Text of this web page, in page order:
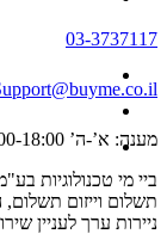
03-3737117
מענה: א’-ה’ 9:00-18:00, ו’ וערבי חג 9:00-13:00
ביי מי טכנולוגיות
ניירות ערך לעניין